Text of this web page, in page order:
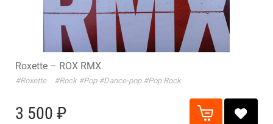
Roxette – ROX RMX
#Roxette #Rock #Pop #Dance-pop #Pop Rock
3 500 ₽